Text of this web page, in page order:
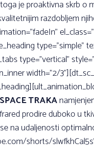
je proaktivna skrb
razdobljem
type=”simple”
type=”vertical”
width=”2/
TRAKA
prodire duboko u
na udaljenosti
shorts/